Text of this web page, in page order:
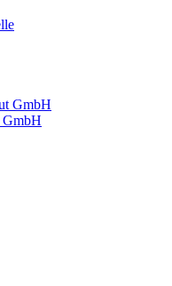
GmbH
GmbH